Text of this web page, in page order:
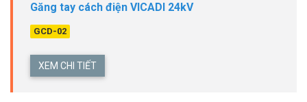
Găng tay cách điện VICADI 24kV
GCD-02
XEM CHI TIẾT